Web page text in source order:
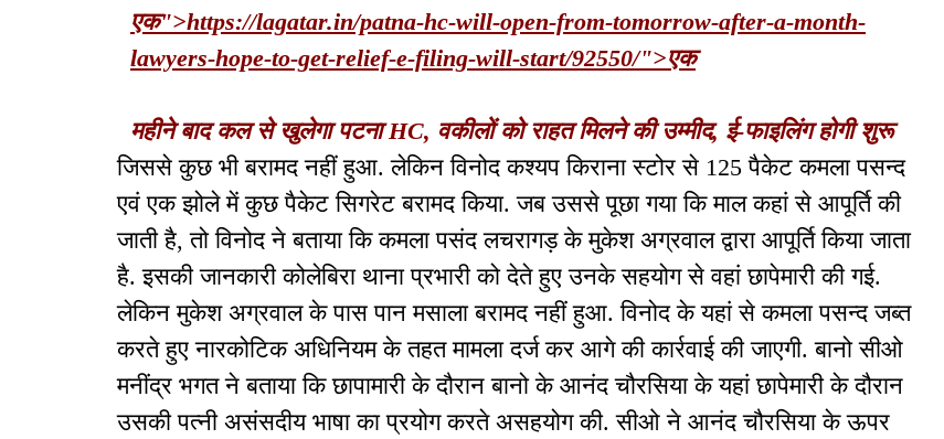
एक">https://lagatar.in/patna-hc-will-open-from-tomorrow-after-a-month-
lawyers-hope-to-get-relief-e-filing-will-start/92550/">एक
महीने बाद कल से खुलेगा पटना HC, वकीलों को राहत मिलने की उम्मीद, ई-फाइलिंग होगी शुरू
जिससे कुछ भी बरामद नहीं हुआ. लेकिन विनोद कश्यप किराना स्टोर से 125 पैकेट कमला पसन्द
एवं एक झोले में कुछ पैकेट सिगरेट बरामद किया. जब उससे पूछा गया कि माल कहां से आपूर्ति की
जाती है, तो विनोद ने बताया कि कमला पसंद लचरागड़ के मुकेश अग्रवाल द्वारा आपूर्ति किया जाता
है. इसकी जानकारी कोलेबिरा थाना प्रभारी को देते हुए उनके सहयोग से वहां छापेमारी की गई.
लेकिन मुकेश अग्रवाल के पास पान मसाला बरामद नहीं हुआ. विनोद के यहां से कमला पसन्द जब्त
करते हुए नारकोटिक अधिनियम के तहत मामला दर्ज कर आगे की कार्रवाई की जाएगी. बानो सीओ
मनींद्र भगत ने बताया कि छापामारी के दौरान बानो के आनंद चौरसिया के यहां छापेमारी के दौरान
उसकी पत्नी असंसदीय भाषा का प्रयोग करते असहयोग की. सीओ ने आनंद चौरसिया के ऊपर